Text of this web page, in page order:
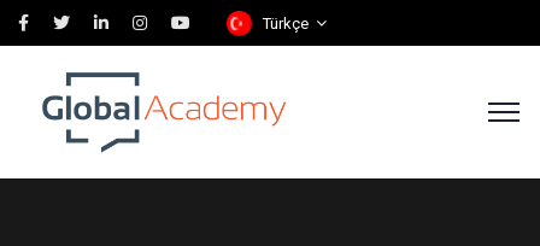
Türkçe